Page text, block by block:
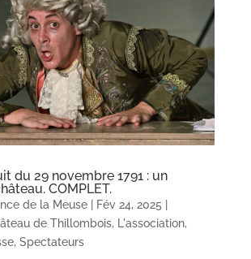
du 29 novembre 1791 : un
COMPLET.
de la Meuse| Fév 24, 2025
de Thillombois, L'association,
, Spectateurs